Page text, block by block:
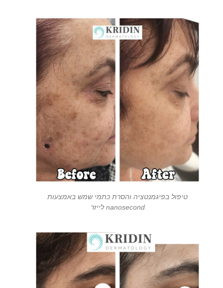
טיפול בפיגמנטציה והסרת כתמי שמש באמצעות
nanosecond לייזר